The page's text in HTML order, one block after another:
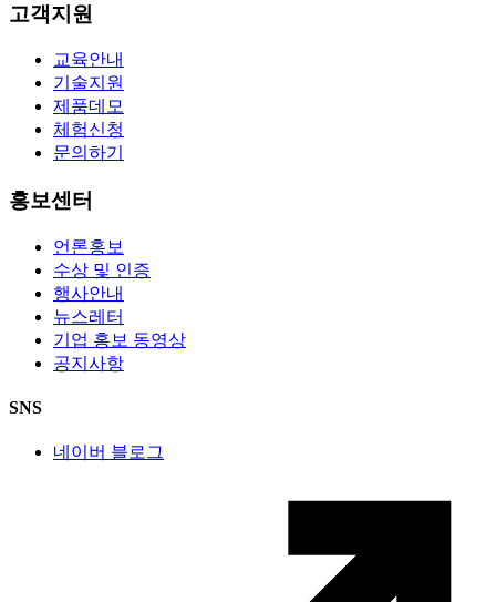
고객지원
교육안내
기술지원
제품데모
체험신청
문의하기
홍보센터
언론홍보
수상 및 인증
행사안내
뉴스레터
기업 홍보 동영상
공지사항
SNS
네이버 블로그